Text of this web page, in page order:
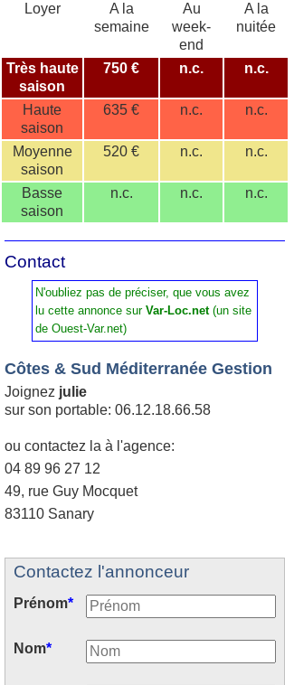
Loyer
A la
semaine
Au
week-
end
A la
nuitée
Très haute
saison
750 € n.c. n.c.
Haute
saison
635 € n.c. n.c.
Moyenne
saison
520 € n.c. n.c.
Basse
saison
n.c. n.c. n.c.
Contact
N'oubliez pas de préciser, que vous avez
lu cette annonce sur Var-Loc.net(un site
de Ouest-Var.net)
Côtes & Sud Méditerranée Gestion
Joignez julie
sur son portable: 06.12.18.66.58
ou contactez la à l'agence:
04 89 96 27 12
49, rue Guy Mocquet
83110 Sanary
Contactez l'annonceur
Prénom*
Nom*